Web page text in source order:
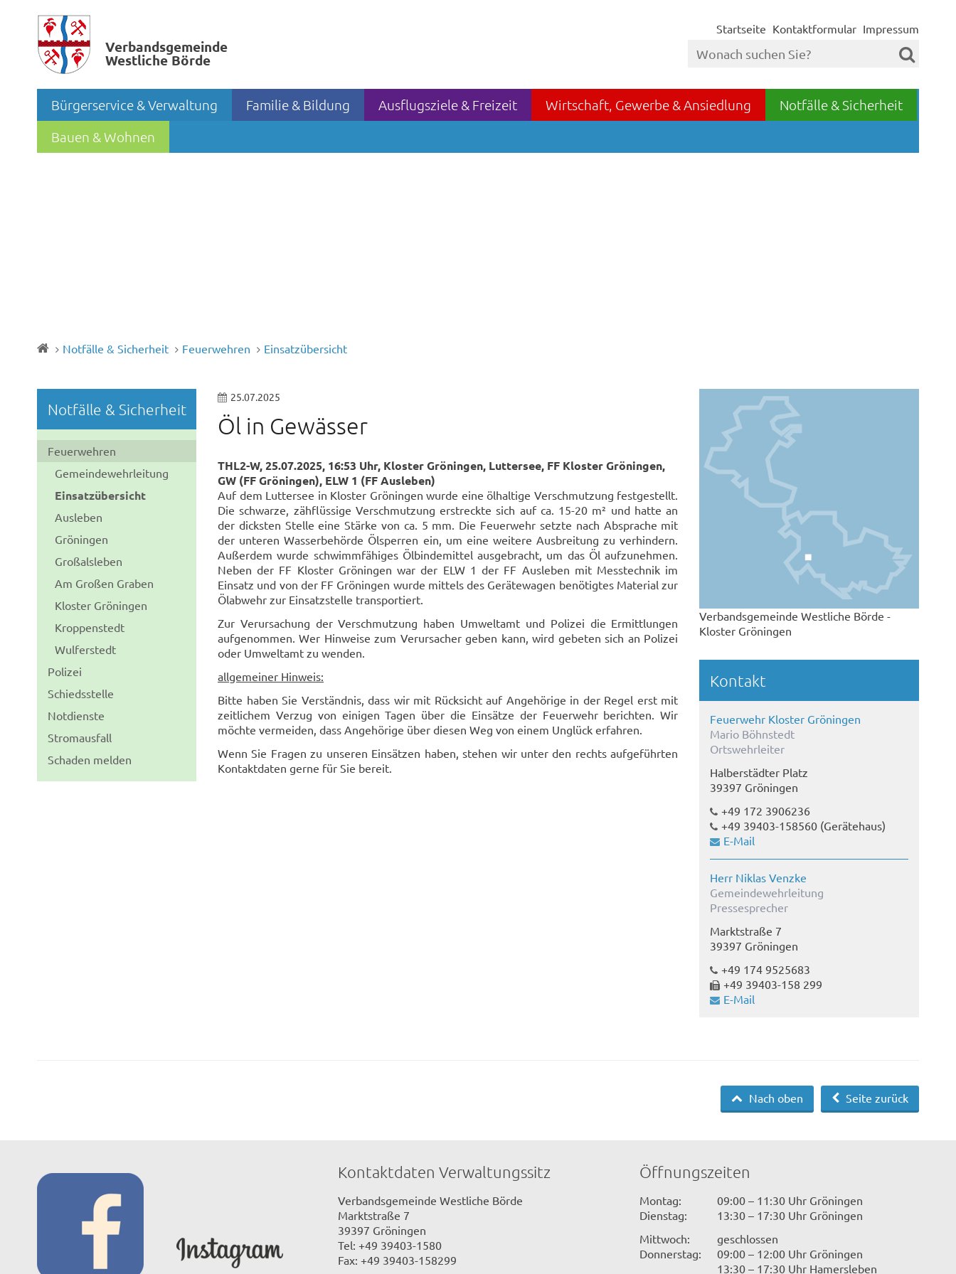
Verbands­gemeinde
Westliche Börde
Startseite Kontaktformular Impressum
Bürgerservice & Verwaltung Familie & Bildung Ausflugsziele & Freizeit Wirtschaft, Gewerbe & Ansiedlung
Notfälle & Sicherheit
Bauen & Wohnen
Notfälle & Sicherheit Feuerwehren Einsatzübersicht
Notfälle & Sicherheit
Feuerwehren
Gemeindewehrleitung
Einsatzübersicht
Ausleben
Gröningen
Großalsleben
Am Großen Graben
Kloster Gröningen
Kroppenstedt
Wulferstedt
Polizei
Schiedsstelle
Notdienste
Stromausfall
Schaden melden
25.07.2025
Öl in Gewässer
THL2-W, 25.07.2025, 16:53 Uhr, Kloster Gröningen, Luttersee, FF Kloster Gröningen,
GW (FF Gröningen), ELW 1 (FF Ausleben)
Auf dem Luttersee in Kloster Gröningen wurde eine ölhaltige Verschmutzung festgestellt.
Die schwarze, zähflüssige Verschmutzung erstreckte sich auf ca. 15-20 m² und hatte an
der dicksten Stelle eine Stärke von ca. 5 mm. Die Feuerwehr setzte nach Absprache mit
der unteren Wasserbehörde Ölsperren ein, um eine weitere Ausbreitung zu verhindern.
Außerdem wurde schwimmfähiges Ölbindemittel ausgebracht, um das Öl aufzunehmen.
Neben der FF Kloster Gröningen war der ELW 1 der FF Ausleben mit Messtechnik im
Einsatz und von der FF Gröningen wurde mittels des Gerätewagen benötigtes Material zur
Ölabwehr zur Einsatzstelle transportiert.
Zur Verursachung der Verschmutzung haben Umweltamt und Polizei die Ermittlungen
aufgenommen. Wer Hinweise zum Verursacher geben kann, wird gebeten sich an Polizei
oder Umweltamt zu wenden.
allgemeiner Hinweis:
Bitte haben Sie Verständnis, dass wir mit Rücksicht auf Angehörige in der Regel erst mit
zeitlichem Verzug von einigen Tagen über die Einsätze der Feuerwehr berichten. Wir
möchte vermeiden, dass Angehörige über diesen Weg von einem Unglück erfahren.
Wenn Sie Fragen zu unseren Einsätzen haben, stehen wir unter den rechts aufgeführten
Kontaktdaten gerne für Sie bereit.
Verbandsgemeinde Westliche Börde -
Kloster Gröningen
Kontakt
Feuerwehr Kloster Gröningen
Mario Böhnstedt
Ortswehrleiter
Halberstädter Platz
39397 Gröningen
+49 172 3906236
+49 39403-158560 (Gerätehaus)
E-Mail
Herr Niklas Venzke
Gemeindewehrleitung
Pressesprecher
Marktstraße 7
39397 Gröningen
+49 174 9525683
+49 39403-158 299
E-Mail
Seite zurück
Nach oben
Kontaktdaten Verwaltungssitz
Verbandsgemeinde Westliche Börde
Marktstraße 7
39397 Gröningen
Tel: +49 39403-1580
Fax: +49 39403-158299
Öffnungszeiten
Montag:
09:00 – 11:30 Uhr Gröningen
Dienstag:
13:30 – 17:30 Uhr Gröningen
Mittwoch:
geschlossen
Donnerstag:
09:00 – 12:00 Uhr Gröningen
13:30 – 17:30 Uhr Hamersleben